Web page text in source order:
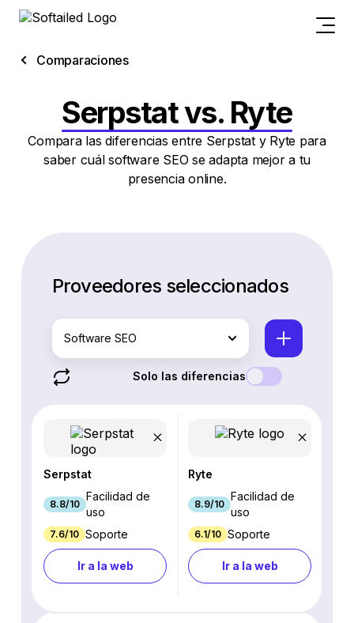
Comparaciones
Serpstat vs. Ryte
Compara las diferencias entre Serpstat y Ryte para
saber cuál software SEO se adapta mejor a tu
presencia online.
Proveedores seleccionados
Software SEO
Solo las diferencias
Serpstat
8.8/10
Facilidad de
uso
7.6/10 Soporte
Ir a la web
Ryte
8.9/10
Facilidad de
uso
6.1/10 Soporte
Ir a la web